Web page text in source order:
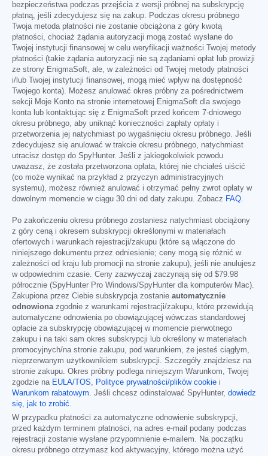
bezpieczeństwa podczas przejścia z wersji próbnej na subskrypcję
płatną, jeśli zdecydujesz się na zakup. Podczas okresu próbnego
Twoja metoda płatności nie zostanie obciążona z góry kwotą
płatności, chociaż żądania autoryzacji mogą zostać wysłane do
Twojej instytucji finansowej w celu weryfikacji ważności Twojej metody
płatności (takie żądania autoryzacji nie są żądaniami opłat lub prowizji
ze strony EnigmaSoft, ale, w zależności od Twojej metody płatności
i/lub Twojej instytucji finansowej, mogą mieć wpływ na dostępność
Twojego konta). Możesz anulować okres próbny za pośrednictwem
sekcji Moje Konto na stronie internetowej EnigmaSoft dla swojego
konta lub kontaktując się z EnigmaSoft przed końcem 7-dniowego
okresu próbnego, aby uniknąć konieczności zapłaty opłaty i
przetworzenia jej natychmiast po wygaśnięciu okresu próbnego. Jeśli
zdecydujesz się anulować w trakcie okresu próbnego, natychmiast
utracisz dostęp do SpyHunter. Jeśli z jakiegokolwiek powodu
uważasz, że została przetworzona opłata, której nie chciałeś uiścić
(co może wynikać na przykład z przyczyn administracyjnych
systemu), możesz również anulować i otrzymać pełny zwrot opłaty w
dowolnym momencie w ciągu 30 dni od daty zakupu. Zobacz FAQ.
Po zakończeniu okresu próbnego zostaniesz natychmiast obciążony
z góry ceną i okresem subskrypcji określonymi w materiałach
ofertowych i warunkach rejestracji/zakupu (które są włączone do
niniejszego dokumentu przez odniesienie; ceny mogą się różnić w
zależności od kraju lub promocji na stronie zakupu), jeśli nie anulujesz
w odpowiednim czasie. Ceny zazwyczaj zaczynają się od $79.98
półrocznie (SpyHunter Pro Windows/SpyHunter dla komputerów Mac).
Zakupiona przez Ciebie subskrypcja zostanie automatycznie
odnowionazgodnie z warunkami rejestracji/zakupu, które przewidują
automatyczne odnowienia po obowiązującej wówczas standardowej
opłacie za subskrypcję obowiązującej w momencie pierwotnego
zakupu i na taki sam okres subskrypcji lub określony w materiałach
promocyjnych/na stronie zakupu, pod warunkiem, że jesteś ciągłym,
nieprzerwanym użytkownikiem subskrypcji. Szczegóły znajdziesz na
stronie zakupu. Okres próbny podlega niniejszym Warunkom, Twojej
zgodzie na EULA/TOS, Polityce prywatności/plików cookie i
Warunkom rabatowym. Jeśli chcesz odinstalować SpyHunter, dowiedz
się, jak to zrobić.
W przypadku płatności za automatyczne odnowienie subskrypcji,
przed każdym terminem płatności, na adres e-mail podany podczas
rejestracji zostanie wysłane przypomnienie e-mailem. Na początku
okresu próbnego otrzymasz kod aktywacyjny, którego można użyć